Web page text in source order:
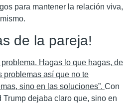
para mantener la relación viva,
de la pareja!
Hagas lo que hagas, de
problemas así que no te
sino en las soluciones”. Con
dejaba claro que, sino en